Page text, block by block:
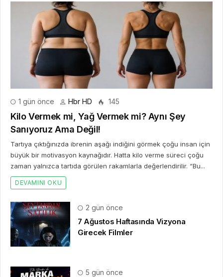
1 gün önce Hbr HD 145
Kilo Vermek mi, Yağ Vermek mi? Aynı Şey
Sanıyoruz Ama Değil!
Tartıya çıktığınızda ibrenin aşağı indiğini görmek çoğu insan için
büyük bir motivasyon kaynağıdır. Hatta kilo verme süreci çoğu
zaman yalnızca tartıda görülen rakamlarla değerlendirilir. “Bu...
DEVAMINI OKU
2 gün önce
7 Ağustos Haftasında Vizyona
Girecek Filmler
5 gün önce